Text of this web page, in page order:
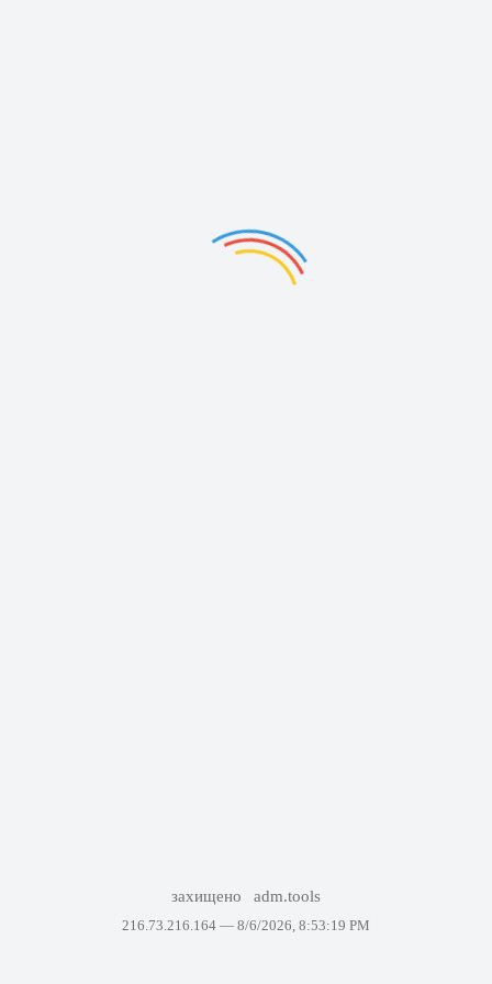
захищено adm.tools
216.73.216.164 — 8/6/2026, 8:53:19 PM